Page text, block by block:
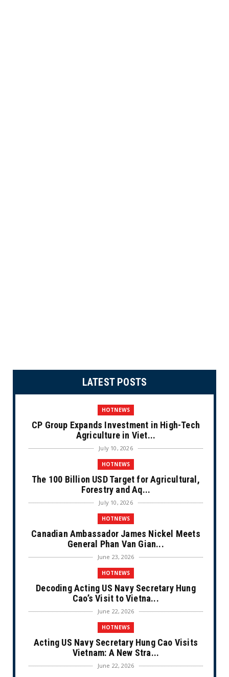
LATEST POSTS
HOTNEWS
CP Group Expands Investment in High-Tech
Agriculture in Viet...
July 10, 2026
HOTNEWS
The 100 Billion USD Target for Agricultural,
Forestry and Aq...
July 10, 2026
HOTNEWS
Canadian Ambassador James Nickel Meets
General Phan Van Gian...
June 23, 2026
HOTNEWS
Decoding Acting US Navy Secretary Hung
Cao’s Visit to Vietna...
June 22, 2026
HOTNEWS
Acting US Navy Secretary Hung Cao Visits
Vietnam: A New Stra...
June 22, 2026